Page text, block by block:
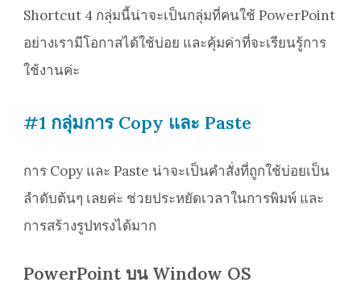
Shortcut 4 กลุ่มนี้น่าจะเป็นกลุ่มที่คนใช้ PowerPoint
อย่างเรามีโอกาสได้ใช้บ่อย และคุ้มค่าที่จะเรียนรู้การ
ใช้งานค่ะ
#1 กลุ่มการ Copy และ Paste
การ Copy และ Paste น่าจะเป็นคำสั่งที่ถูกใช้บ่อยเป็น
ลำดับต้นๆ เลยค่ะ ช่วยประหยัดเวลาในการพิมพ์ และ
การสร้างรูปทรงได้มาก
PowerPoint บน Window OS